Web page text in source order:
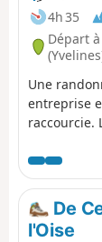
4h 35
Départ
Une
entreprise
raccourcie.
courus
site
vue et la
De
l'Oise